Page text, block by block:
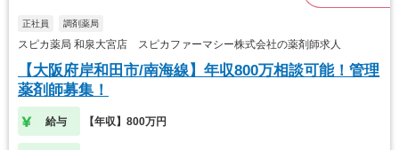
正社員 調剤薬局
スピカ薬局 和泉大宮店 スピカファーマシー株式会社の薬剤師求人
【大阪府岸和田市/南海線】年収800万相談可能！管理
薬剤師募集！
給与 【年収】800万円